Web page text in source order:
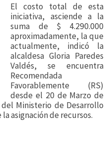
El costo total de esta
iniciativa, asciende a la
suma de $ 4.290.000
aproximadamente, la que
actualmente, indicó la
alcaldesa Gloria Paredes
Valdés, se encuentra
Recomendada
Favorablemente (RS)
desde el 20 de Marzo de
Ministerio de Desarrollo
asignación de recursos.